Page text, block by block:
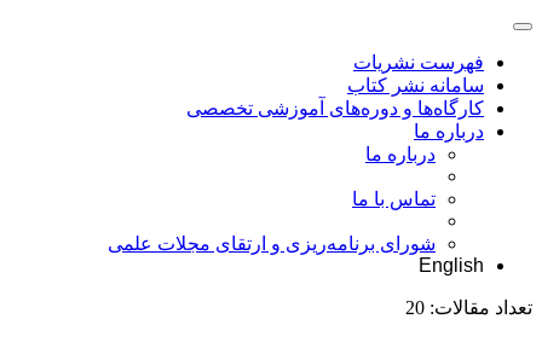
فهرست نشریات
سامانه نشر کتاب
کارگاه‌ها و دوره‌های آموزشی تخصصی
درباره ما
درباره ما
تماس با ما
شورای برنامه‌ریزی و ارتقای مجلات علمی
English
تعداد مقالات: 20